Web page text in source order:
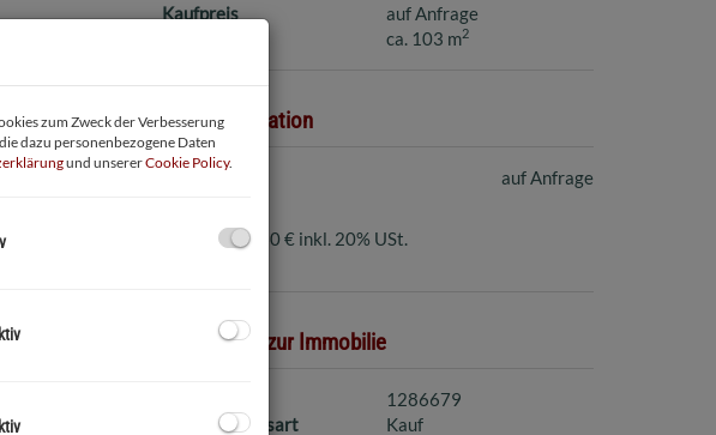
Kaufpreis
auf Anfrage
ca. 103 m2
Preisinformation
Kaufpreis: auf Anfrage
Provision: 3,60 € inkl. 20% USt.
Basisdaten zur Immobilie
1286679
Vermarktungsart
Kauf
zum Zweck der Verbesserung
dazu personenbezogene Daten
und unsererCookie Policy.